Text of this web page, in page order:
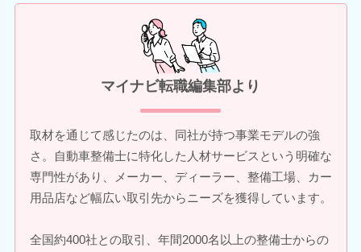
マイナビ転職編集部より
取材を通じて感じたのは、同社が持つ事業モデルの強
さ。自動車整備士に特化した人材サービスという明確な
専門性があり、メーカー、ディーラー、整備工場、カー
用品店など幅広い取引先からニーズを獲得しています。
全国約400社との取引、年間2000名以上の整備士からの